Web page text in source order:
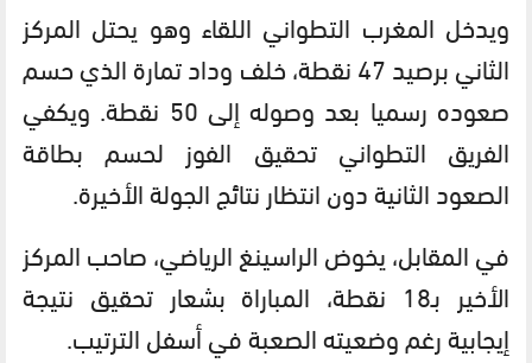
ويدخل المغرب التطواني اللقاء وهو يحتل المركز
الثاني برصيد 47 نقطة، خلف وداد تمارة الذي حسم
صعوده رسميا بعد وصوله إلى 50 نقطة. ويكفي
الفريق التطواني تحقيق الفوز لحسم بطاقة
الصعود الثانية دون انتظار نتائج الجولة الأخيرة.
في المقابل، يخوض الراسينغ الرياضي، صاحب المركز
الأخير بـ18 نقطة، المباراة بشعار تحقيق نتيجة
إيجابية رغم وضعيته الصعبة في أسفل الترتيب.